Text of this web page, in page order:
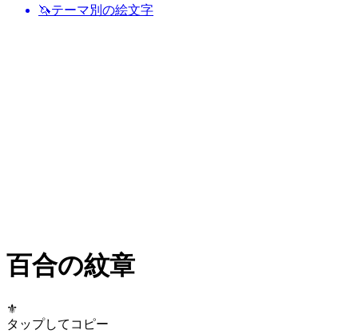
🦄テーマ別の絵文字
百合の紋章
⚜️
タップしてコピー